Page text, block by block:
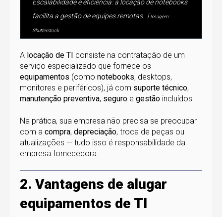
Escalabilidade e eficiência: a locação de notebooks
facilita a gestão de equipes remotas.. |Imagem:
Shutterstock
A locação de TI consiste na contratação de um
serviço especializado que fornece os
equipamentos (como notebooks, desktops,
monitores e periféricos), já com suporte técnico,
manutenção preventiva, seguro e gestão incluídos.
Na prática, sua empresa não precisa se preocupar
com a compra, depreciação, troca de peças ou
atualizações — tudo isso é responsabilidade da
empresa fornecedora.
2. Vantagens de alugar
equipamentos de TI